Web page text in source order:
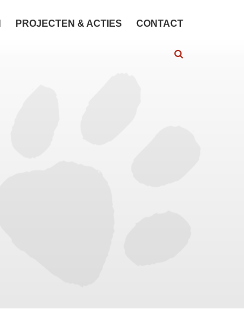
PROJECTEN & ACTIES CONTACT